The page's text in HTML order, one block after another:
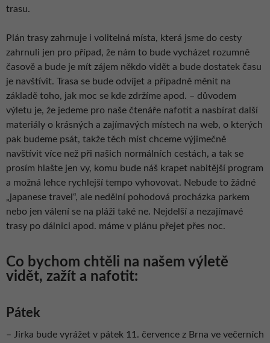
trasu.
Plán trasy zahrnuje i volitelná místa, která jsme do cesty
zahrnuli jen pro případ, že nám to bude vycházet rozumně
časově a bude je mít zájem někdo vidět a bude dostatek času
je navštívit. Trasa se bude odvíjet a případně měnit na
základě toho, jak moc se kde zdržíme apod. – důvodem
výletu je, že jedeme pro naše čtenáře nafotit a nasbírat další
materiály o krásných a zajímavých místech na web, o kterých
pak budeme psát, takže těch míst chceme výjimečně
navštívit více než při našich normálních cestách, a tak se
prosím hlašte jen vy, komu bude náš krapet nabitější program
a možná lehce rychlejší tempo vyhovovat. Nebude to žádné
„japanese travel“, ale nedělní pohodová procházka parkem
nebo jen válení se na pláži také ne. Nejdelší a nezajímavé
trasy po dálnici apod. máme v plánu přejet přes noc.
Co bychom chtěli na našem výletě
vidět, zažít a nafotit:
Pátek
– Jirka bude vyrážet v pátek 11. července z Brna ve večerních